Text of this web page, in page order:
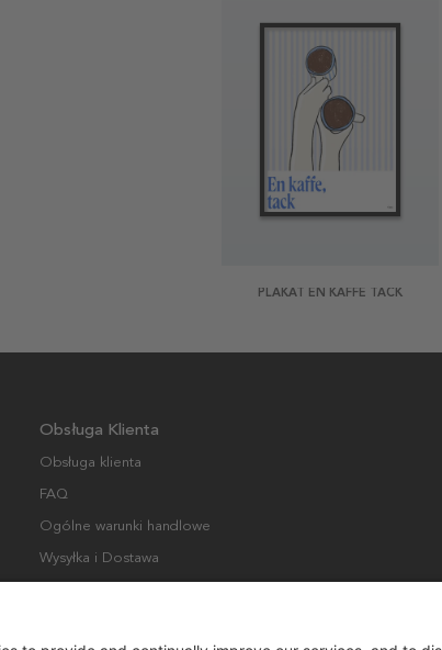
PLAKAT EN KAFFE TACK
Obsługa Klienta
Obsługa klienta
FAQ
Ogólne warunki handlowe
Wysyłka i Dostawa